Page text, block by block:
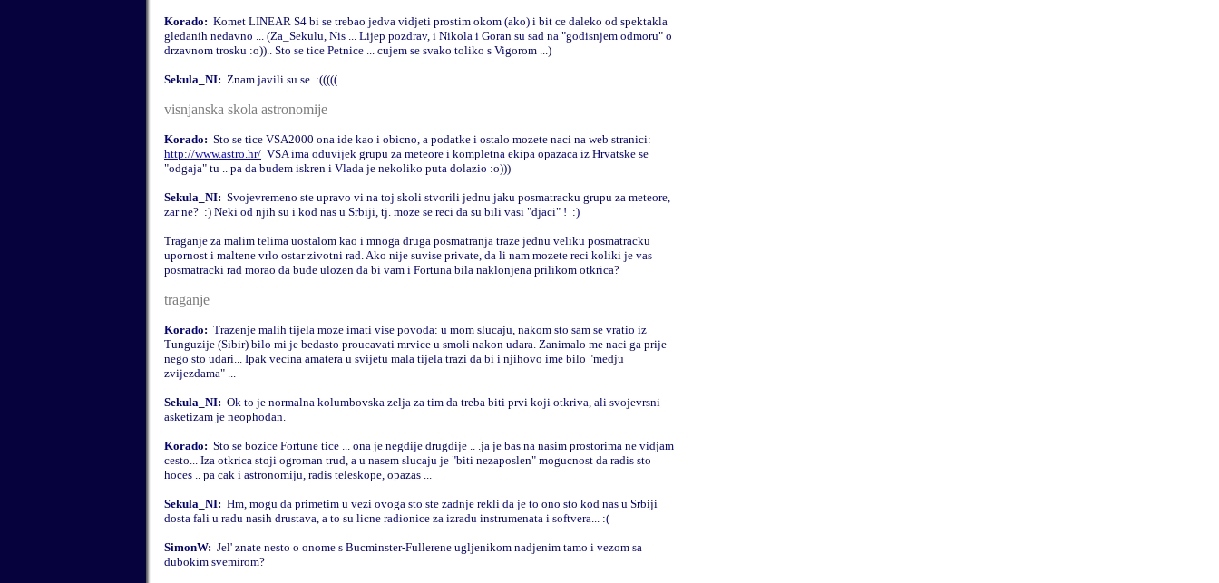
Korado: Komet LINEAR S4 bi se trebao jedva vidjeti prostim okom (ako) i bit ce daleko od spektakla
gledanih nedavno ... (Za_Sekulu, Nis ... Lijep pozdrav, i Nikola i Goran su sad na "godisnjem odmoru" o
drzavnom trosku :o)).. Sto se tice Petnice ... cujem se svako toliko s Vigorom ...)
Sekula_NI: Znam javili su se :(((((
visnjanska skola astronomije
Korado: Sto se tice VSA2000 ona ide kao i obicno, a podatke i ostalo mozete naci na web stranici:
http://www.astro.hr/ VSA ima oduvijek grupu za meteore i kompletna ekipa opazaca iz Hrvatske se
"odgaja" tu .. pa da budem iskren i Vlada je nekoliko puta dolazio :o)))
Sekula_NI: Svojevremeno ste upravo vi na toj skoli stvorili jednu jaku posmatracku grupu za meteore,
zar ne? :) Neki od njih su i kod nas u Srbiji, tj. moze se reci da su bili vasi "djaci" ! :)
Traganje za malim telima uostalom kao i mnoga druga posmatranja traze jednu veliku posmatracku
upornost i maltene vrlo ostar zivotni rad. Ako nije suvise private, da li nam mozete reci koliki je vas
posmatracki rad morao da bude ulozen da bi vam i Fortuna bila naklonjena prilikom otkrica?
traganje
Korado: Trazenje malih tijela moze imati vise povoda: u mom slucaju, nakom sto sam se vratio iz
Tunguzije (Sibir) bilo mi je bedasto proucavati mrvice u smoli nakon udara. Zanimalo me naci ga prije
nego sto udari... Ipak vecina amatera u svijetu mala tijela trazi da bi i njihovo ime bilo "medju
zvijezdama" ...
Sekula_NI: Ok to je normalna kolumbovska zelja za tim da treba biti prvi koji otkriva, ali svojevrsni
asketizam je neophodan.
Korado: Sto se bozice Fortune tice ... ona je negdije drugdije .. .ja je bas na nasim prostorima ne vidjam
cesto... Iza otkrica stoji ogroman trud, a u nasem slucaju je "biti nezaposlen" mogucnost da radis sto
hoces .. pa cak i astronomiju, radis teleskope, opazas ...
Sekula_NI: Hm, mogu da primetim u vezi ovoga sto ste zadnje rekli da je to ono sto kod nas u Srbiji
dosta fali u radu nasih drustava, a to su licne radionice za izradu instrumenata i softvera... :(
SimonW: Jel' znate nesto o onome s Bucminster-Fullerene ugljenikom nadjenim tamo i vezom sa
dubokim svemirom?